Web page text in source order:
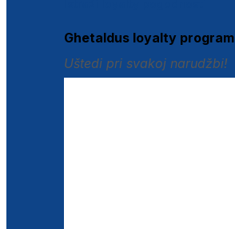
Ghetaldus loyalty program
Uštedi pri svakoj narudžbi!